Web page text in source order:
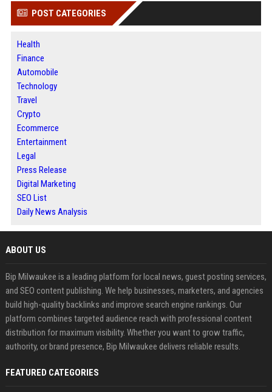
POST CATEGORIES
Health
Finance
Automobile
Technology
Travel
Crypto
Ecommerce
Entertainment
Legal
Press Release
Digital Marketing
SEO List
Daily News Analysis
ABOUT US
Bip Milwaukee is a leading platform for local news, guest posting services,
and SEO content publishing. We help businesses, marketers, and agencies
build high-quality backlinks and improve search engine rankings. Our
platform combines targeted audience reach with professional content
distribution for maximum visibility. Whether you want to grow traffic,
authority, or brand presence, Bip Milwaukee delivers reliable results.
FEATURED CATEGORIES